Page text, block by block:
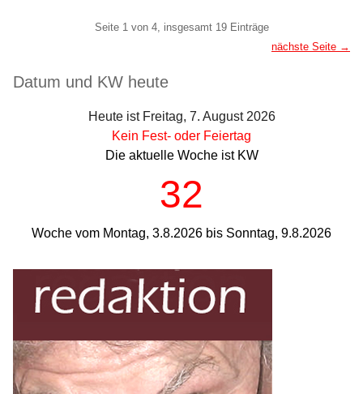
Seite 1 von 4, insgesamt 19 Einträge
nächste Seite →
Seitenleiste
Datum und KW heute
Heute ist Freitag, 7. August 2026
Kein Fest- oder Feiertag
Die aktuelle Woche ist KW
32
Woche vom Montag, 3.8.2026 bis Sonntag, 9.8.2026